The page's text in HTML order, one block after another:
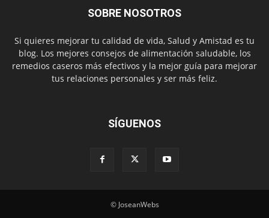
SOBRE NOSOTROS
Si quieres mejorar tu calidad de vida, Salud y Amistad es tu
blog. Los mejores consejos de alimentación saludable, los
remedios caseros más efectivos y la mejor guía para mejorar
tus relaciones personales y ser más feliz.
SÍGUENOS
© JoseanWebs